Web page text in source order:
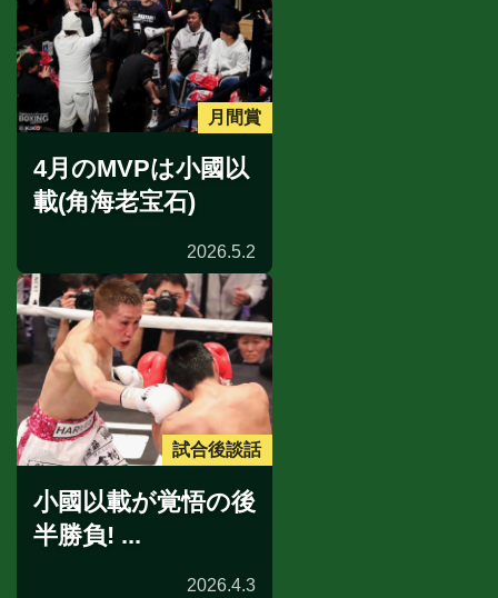
月間賞
4月のMVPは小國以
載(角海老宝石)
2026.5.2
試合後談話
小國以載が覚悟の後
半勝負! ...
2026.4.3